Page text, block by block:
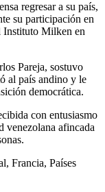
regresar a su país,
su participación en
Instituto Milken en
Pareja, sostuvo
al país andino y le
democrática.
con entusiasmo
venezolana afincada
Francia, Países